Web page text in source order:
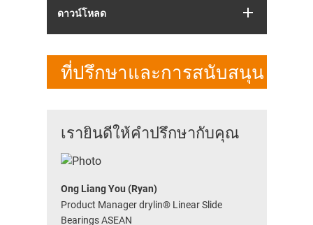
ดาวน์โหลด
ที่ปรึกษาและการสนับสนุน
เรายินดีให้คำปรึกษากับคุณ
Ong Liang You (Ryan)
Product Manager drylin® Linear Slide
Bearings ASEAN